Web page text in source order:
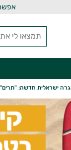
ישראלית חדשה: